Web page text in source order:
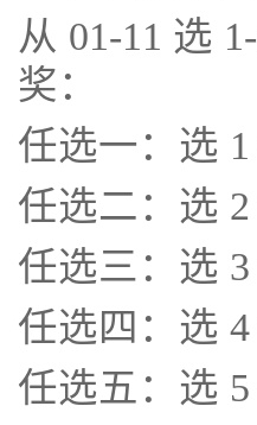
从 01-11 选
奖：
任选一：选
任选二：选
任选三：选
任选四：选
任选五：选